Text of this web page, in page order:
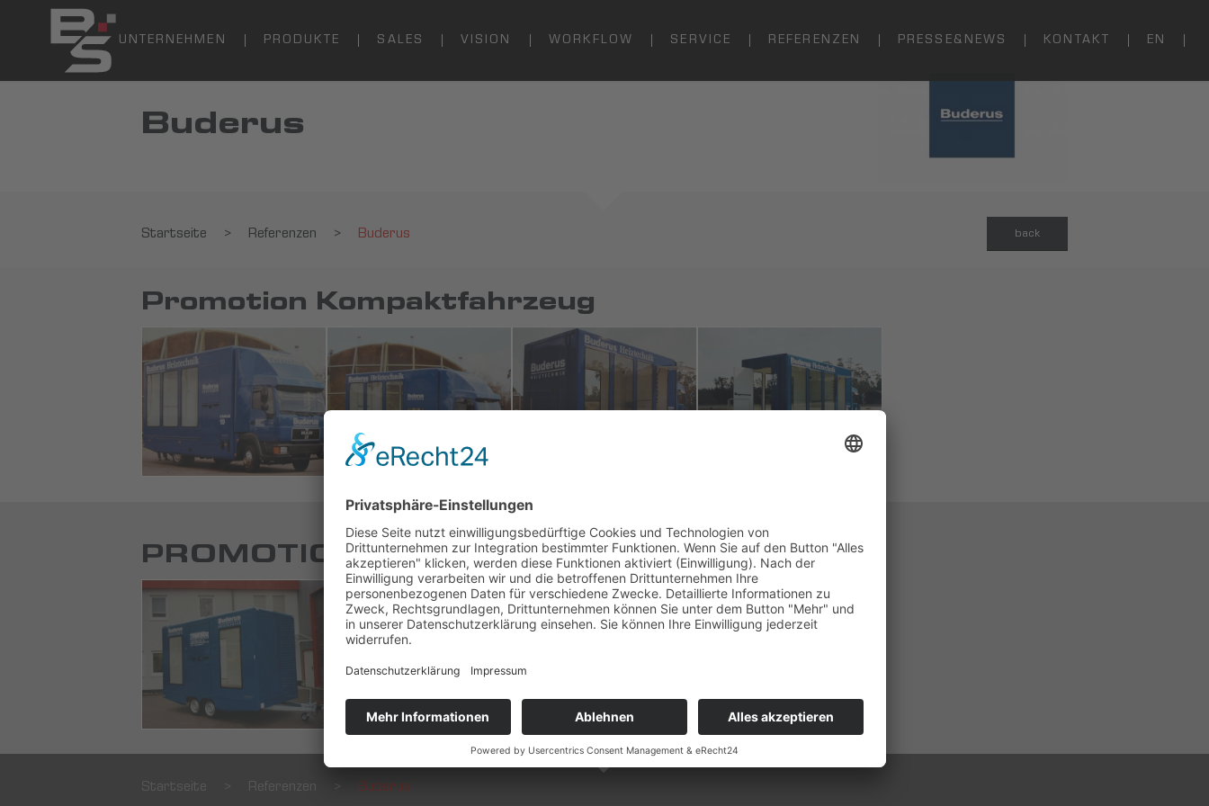
UNTERNEHMEN PRODUKTE SALES VISION WORKFLOW SERVICE REFERENZEN PRESSE&NEWS KONTAKT EN
Buderus
Startseite > Referenzen > Buderus back
Promotion Kompaktfahrzeug
PROMOTION ANHÄNGER
Startseite Referenzen Buderus